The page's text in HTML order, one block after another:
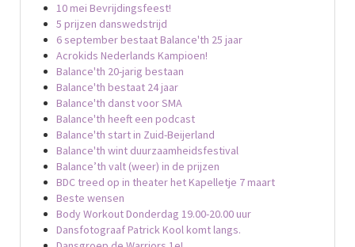
10 mei Bevrijdingsfeest!
5 prijzen danswedstrijd
6 september bestaat Balance'th 25 jaar
Acrokids Nederlands Kampioen!
Balance'th 20-jarig bestaan
Balance'th bestaat 24 jaar
Balance'th danst voor SMA
Balance'th heeft een podcast
Balance'th start in Zuid-Beijerland
Balance'th wint duurzaamheidsfestival
Balance’th valt (weer) in de prijzen
BDC treed op in theater het Kapelletje 7 maart
Beste wensen
Body Workout Donderdag 19.00-20.00 uur
Dansfotograaf Patrick Kool komt langs.